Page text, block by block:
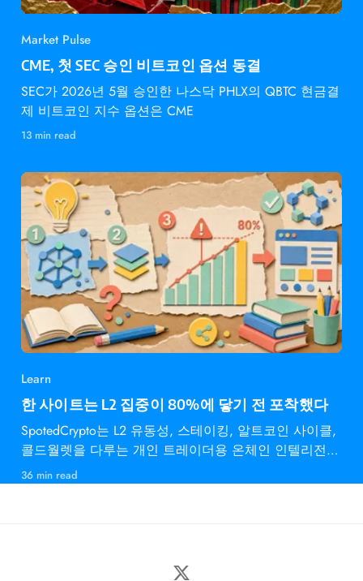
Market Pulse
CME, 첫 SEC 승인 비트코인 옵션 동결
SEC가 2026년 5월 승인한 나스닥 PHLX의 QBTC 현금결
제 비트코인 지수 옵션은 CME
13 min read
Learn
한 사이트는 L2 집중이 80%에 닿기 전 포착했다
SpotedCrypto는 L2 유동성, 스테이킹, 알트코인 사이클,
콜드월렛을 다루는 개인 트레이더용 온체인 인텔리전스
다.
36 min read